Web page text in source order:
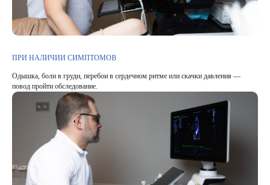
ПРИ НАЛИЧИИ СИМПТОМОВ
Одышка, боли в груди, перебои в сердечном ритме или скачки давления —
повод пройти обследование.